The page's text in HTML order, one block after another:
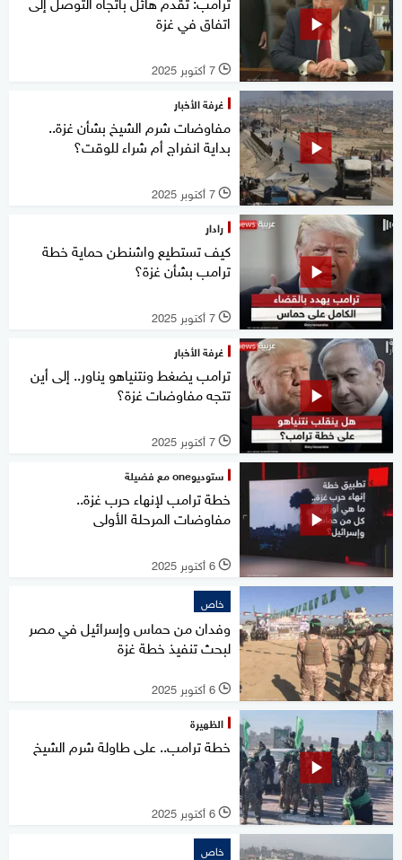
اتفاق في غزة
l 7 أكتوبر 2025
غرفة الأخبار
مفاوضات شرم الشيخ بشأن غزة..
بداية انفراج أم شراء للوقت؟
l 7 أكتوبر 2025
رادار
كيف تستطيع واشنطن حماية خطة
ترامب بشأن غزة؟
l 7 أكتوبر 2025
غرفة الأخبار
ترامب يضغط ونتنياهو يناور.. إلى أين
تتجه مفاوضات غزة؟
l 7 أكتوبر 2025
ستوديوone مع فضيلة
خطة ترامب لإنهاء حرب غزة..
مفاوضات المرحلة الأولى
l 6 أكتوبر 2025
خاص
وفدان من حماس وإسرائيل في مصر
لبحث تنفيذ خطة غزة
l 6 أكتوبر 2025
الظهيرة
خطة ترامب.. على طاولة شرم الشيخ
l 6 أكتوبر 2025
خاص